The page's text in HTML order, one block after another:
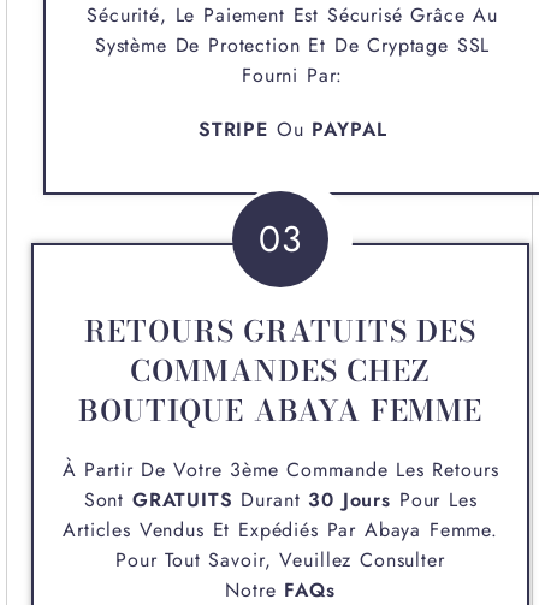
Sécurité, Le Paiement Est Sécurisé Grâce Au
Système De Protection Et De Cryptage SSL
Fourni Par:
STRIPE Ou PAYPAL
03
RETOURS GRATUITS DES
COMMANDES CHEZ
BOUTIQUE ABAYA FEMME
À Partir De Votre 3ème Commande Les Retours
Sont GRATUITS Durant 30 Jours Pour Les
Articles Vendus Et Expédiés Par Abaya Femme.
Pour Tout Savoir, Veuillez Consulter
Notre FAQs